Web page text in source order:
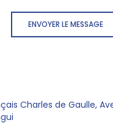
ENVOYER LE MESSAGE
Charles de Gaulle,